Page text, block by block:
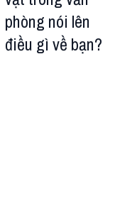
phòng nói lên
điều gì về bạn?